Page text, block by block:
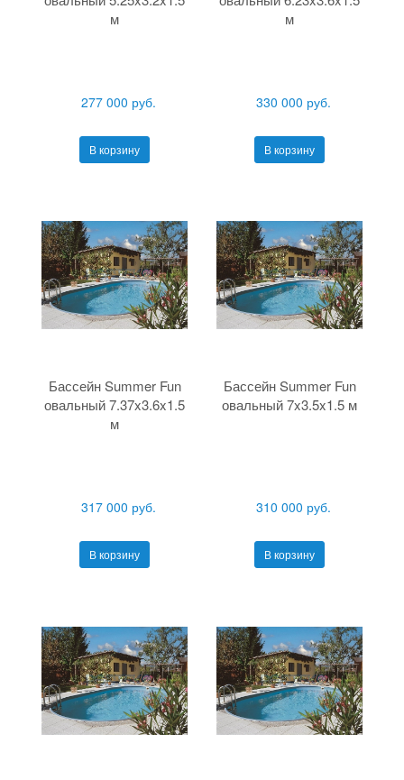
м
277 000 руб.
В корзину
м
330 000 руб.
В корзину
Бассейн Summer Fun
овальный 7.37x3.6x1.5
м
317 000 руб.
В корзину
Бассейн Summer Fun
овальный 7x3.5x1.5 м
310 000 руб.
В корзину